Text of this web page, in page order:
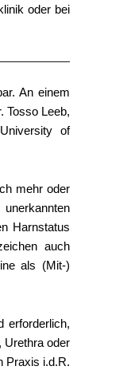
oder bei
An einem
Tosso Leeb,
of
mehr oder
Harnstatus
auch
als (Mit-)
erforderlich,
Urethra oder
Praxis i.d.R.